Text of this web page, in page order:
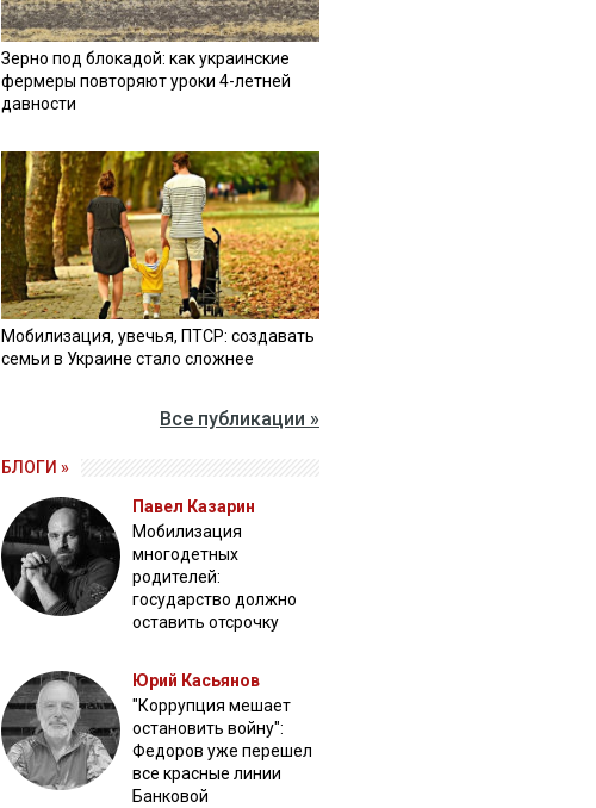
Зерно под блокадой: как украинские
фермеры повторяют уроки 4-летней
давности
Мобилизация, увечья, ПТСР: создавать
семьи в Украине стало сложнее
Все публикации »
БЛОГИ »
Павел Казарин
Мобилизация
многодетных
родителей:
государство должно
оставить отсрочку
Юрий Касьянов
"Коррупция мешает
остановить войну":
Федоров уже перешел
все красные линии
Банковой